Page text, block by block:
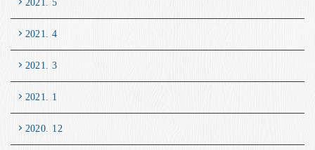
2021. 5
2021. 4
2021. 3
2021. 1
2020. 12